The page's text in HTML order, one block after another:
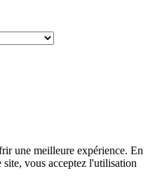
par votre représentant
une meilleure expérience. En
vous acceptez l'utilisation